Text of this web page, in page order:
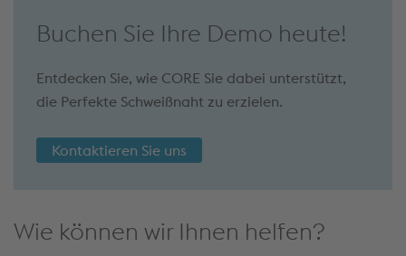
Buchen Sie Ihre Demo heute!
Entdecken Sie, wie CORE Sie dabei unterstützt,
die Perfekte Schweißnaht zu erzielen.
Kontaktieren Sie uns
Wie können wir Ihnen helfen?